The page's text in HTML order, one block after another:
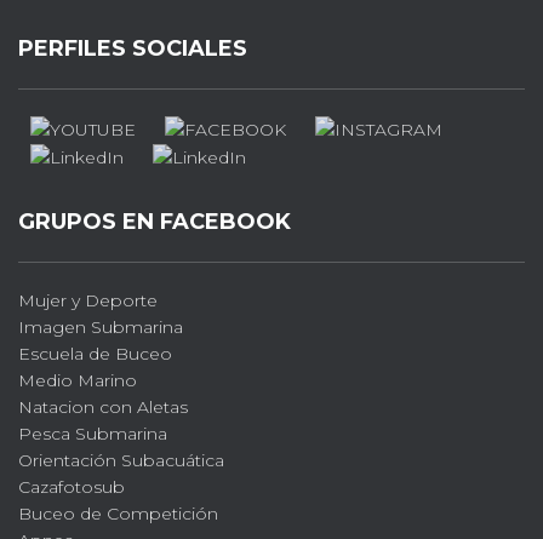
PERFILES SOCIALES
GRUPOS EN FACEBOOK
Mujer y Deporte
Imagen Submarina
Escuela de Buceo
Medio Marino
Natacion con Aletas
Pesca Submarina
Orientación Subacuática
Cazafotosub
Buceo de Competición